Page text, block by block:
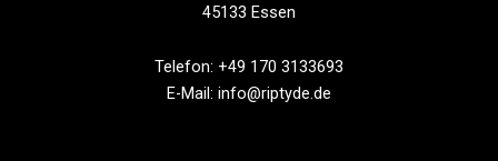
45133 Essen
Telefon: +49 170 3133693
E-Mail: info@riptyde.de